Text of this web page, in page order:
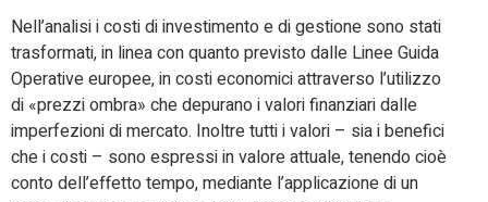
Nell’analisi i costi di investimento e di gestione sono stati
trasformati, in linea con quanto previsto dalle Linee Guida
Operative europee, in costi economici attraverso l’utilizzo
di «prezzi ombra» che depurano i valori finanziari dalle
imperfezioni di mercato. Inoltre tutti i valori – sia i benefici
che i costi – sono espressi in valore attuale, tenendo cioè
conto dell’effetto tempo, mediante l’applicazione di un